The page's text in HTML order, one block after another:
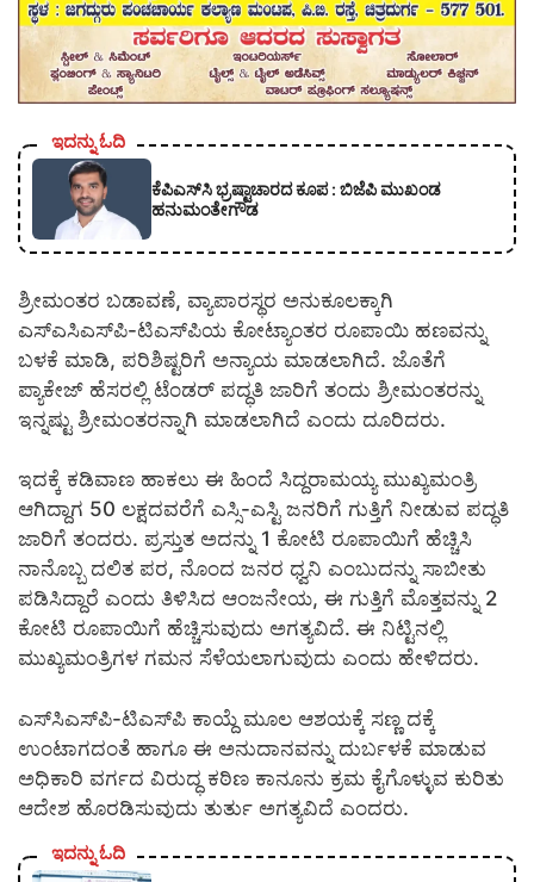
ಇದನ್ನು ಓದಿ
ಕೆಪಿಎಸ್‍ಸಿ ಭ್ರಷ್ಟಾಚಾರದ ಕೂಪ : ಬಿಜೆಪಿ ಮುಖಂಡ
ಹನುಮಂತೇಗೌಡ
ಶ್ರೀಮಂತರ ಬಡಾವಣೆ, ವ್ಯಾಪಾರಸ್ಥರ ಅನುಕೂಲಕ್ಕಾಗಿ
ಎಸ್‌ಎಸಿಎಸ್‌ಪಿ-ಟಿಎಸ್‌ಪಿಯ ಕೋಟ್ಯಾಂತರ ರೂಪಾಯಿ ಹಣವನ್ನು
ಬಳಕೆ ಮಾಡಿ, ಪರಿಶಿಷ್ಟರಿಗೆ ಅನ್ಯಾಯ ಮಾಡಲಾಗಿದೆ. ಜೊತೆಗೆ
ಪ್ಯಾಕೇಜ್ ಹೆಸರಲ್ಲಿ ಟೆಂಡರ್ ಪದ್ಧತಿ ಜಾರಿಗೆ ತಂದು ಶ್ರೀಮಂತರನ್ನು
ಇನ್ನಷ್ಟು ಶ್ರೀಮಂತರನ್ನಾಗಿ ಮಾಡಲಾಗಿದೆ ಎಂದು ದೂರಿದರು.
ಇದಕ್ಕೆ ಕಡಿವಾಣ ಹಾಕಲು ಈ ಹಿಂದೆ ಸಿದ್ದರಾಮಯ್ಯ ಮುಖ್ಯಮಂತ್ರಿ
ಆಗಿದ್ದಾಗ 50 ಲಕ್ಷದವರೆಗೆ ಎಸ್ಸಿ-ಎಸ್ಟಿ ಜನರಿಗೆ ಗುತ್ತಿಗೆ ನೀಡುವ ಪದ್ಧತಿ
ಜಾರಿಗೆ ತಂದರು. ಪ್ರಸ್ತುತ ಅದನ್ನು 1 ಕೋಟಿ ರೂಪಾಯಿಗೆ ಹೆಚ್ಚಿಸಿ
ನಾನೊಬ್ಬ ದಲಿತ ಪರ, ನೊಂದ ಜನರ ಧ್ವನಿ ಎಂಬುದನ್ನು ಸಾಬೀತು
ಪಡಿಸಿದ್ದಾರೆ ಎಂದು ತಿಳಿಸಿದ ಆಂಜನೇಯ, ಈ ಗುತ್ತಿಗೆ ಮೊತ್ತವನ್ನು 2
ಕೋಟಿ ರೂಪಾಯಿಗೆ ಹೆಚ್ಚಿಸುವುದು ಅಗತ್ಯವಿದೆ. ಈ ನಿಟ್ಟಿನಲ್ಲಿ
ಮುಖ್ಯಮಂತ್ರಿಗಳ ಗಮನ ಸೆಳೆಯಲಾಗುವುದು ಎಂದು ಹೇಳಿದರು.
ಎಸ್‌ಸಿಎಸ್‌ಪಿ-ಟಿಎಸ್‌ಪಿ ಕಾಯ್ದೆ ಮೂಲ ಆಶಯಕ್ಕೆ ಸಣ್ಣ ದಕ್ಕೆ
ಉಂಟಾಗದಂತೆ ಹಾಗೂ ಈ ಅನುದಾನವನ್ನು ದುರ್ಬಳಕೆ ಮಾಡುವ
ಅಧಿಕಾರಿ ವರ್ಗದ ವಿರುದ್ಧ ಕಠಿಣ ಕಾನೂನು ಕ್ರಮ ಕೈಗೊಳ್ಳುವ ಕುರಿತು
ಆದೇಶ ಹೊರಡಿಸುವುದು ತುರ್ತು ಅಗತ್ಯವಿದೆ ಎಂದರು.
ಇದನ್ನು ಓದಿ